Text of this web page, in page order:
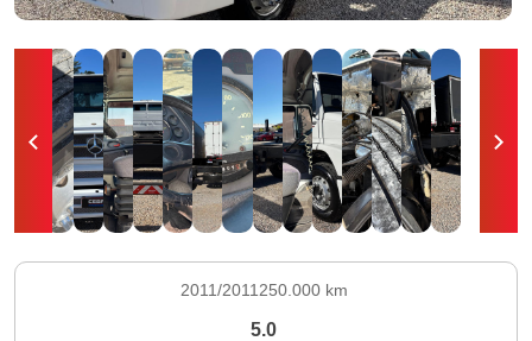
2011/2011 250.000 km
5.0